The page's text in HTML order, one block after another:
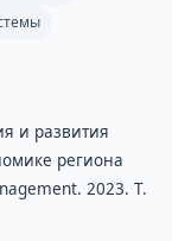
и развития
региона
2023. Т.